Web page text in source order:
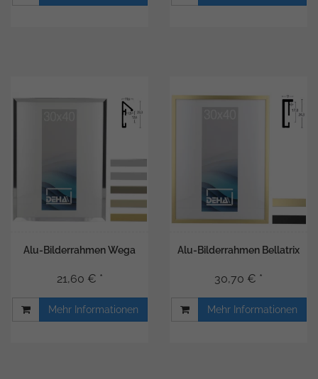
Alu-Bilderrahmen Wega
21,60 € *
Mehr Informationen
Alu-Bilderrahmen Bellatrix
30,70 € *
Mehr Informationen